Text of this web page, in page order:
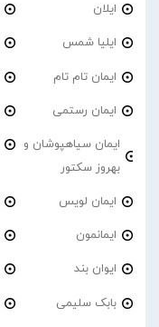
ایلان
ایلیا شمس
ایمان تام تام
ایمان رستمی
ایمان سیاهپوشان و
بهروز سکتور
ایمان لویس
ایمانمون
ایوان بند
بابک سلیمی